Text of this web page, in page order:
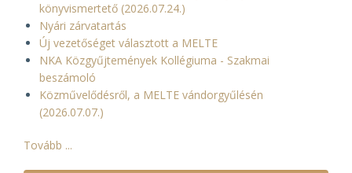
könyvismertető (2026.07.24.)
Nyári zárvatartás
Új vezetőséget választott a MELTE
NKA Közgyűjtemények Kollégiuma - Szakmai
beszámoló
Közművelődésről, a MELTE vándorgyűlésén
(2026.07.07.)
Tovább ...